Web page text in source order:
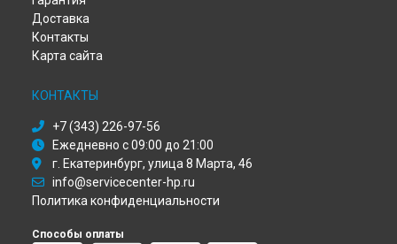
Замена Ethernet порта моноблока HP в
Замена Ethernet порта моноблока HP в
Замена Ethernet порта моноблока HP в
Доставка
Контакты
Карта сайта
КОНТАКТЫ
+7 (343) 226-97-56
Ежедневно с 09:00 до 21:00
г. Екатеринбург, улица 8 Марта, 46
info@servicecenter-hp.ru
Политика конфиденциальности
Способы оплаты